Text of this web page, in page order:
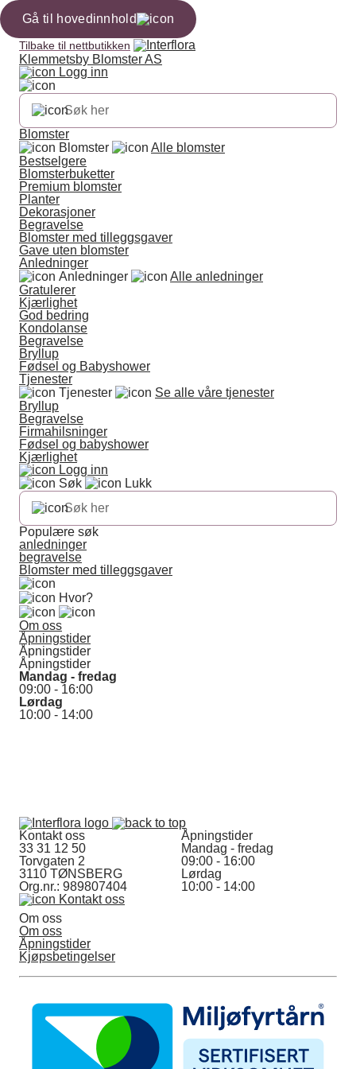
Gå til hovedinnhold
Tilbake til nettbutikken
Klemmetsby Blomster AS
Logg inn
Blomster
Blomster
Alle blomster
Bestselgere
Blomsterbuketter
Premium blomster
Planter
Dekorasjoner
Begravelse
Blomster med tilleggsgaver
Gave uten blomster
Anledninger
Anledninger
Alle anledninger
Gratulerer
Kjærlighet
God bedring
Kondolanse
Begravelse
Bryllup
Fødsel og Babyshower
Tjenester
Tjenester
Se alle våre tjenester
Bryllup
Begravelse
Firmahilsninger
Fødsel og babyshower
Kjærlighet
Logg inn
Søk
Lukk
Populære søk
anledninger
begravelse
Blomster med tilleggsgaver
Hvor?
Om oss
Åpningstider
Åpningstider
Åpningstider
Mandag - fredag
09:00 - 16:00
Lørdag
10:00 - 14:00
Kontakt oss
33 31 12 50
Torvgaten 2
3110 TØNSBERG
Org.nr.: 989807404
Kontakt oss
Åpningstider
Mandag - fredag
09:00 - 16:00
Lørdag
10:00 - 14:00
Om oss
Om oss
Åpningstider
Kjøpsbetingelser